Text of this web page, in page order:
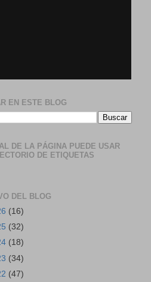
EN ESTE BLOG
DE LA PÁGINA PUEDE USAR
DE ETIQUETAS
DEL BLOG
(16)
(32)
(18)
(34)
(47)